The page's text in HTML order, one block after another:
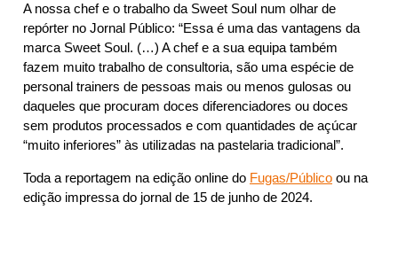
A nossa chef e o trabalho da Sweet Soul num olhar de
repórter no Jornal Público: “Essa é uma das vantagens da
marca Sweet Soul. (…) A chef e a sua equipa também
fazem muito trabalho de consultoria, são uma espécie de
personal trainers de pessoas mais ou menos gulosas ou
daqueles que procuram doces diferenciadores ou doces
sem produtos processados e com quantidades de açúcar
“muito inferiores” às utilizadas na pastelaria tradicional”.
Toda a reportagem na edição online do Fugas/Público ou na
edição impressa do jornal de 15 de junho de 2024.